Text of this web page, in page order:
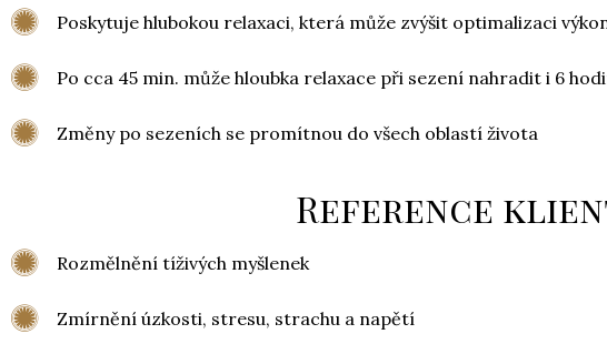
Poskytuje hlubokou relaxaci, která může zvýšit optimalizaci
Po cca 45 min. může hloubka relaxace při sezení nahradit i 6
Změny po sezeních se promítnou do všech oblastí života
Reference
Rozmělnění tíživých myšlenek
Zmírnění úzkosti, stresu, strachu a napětí